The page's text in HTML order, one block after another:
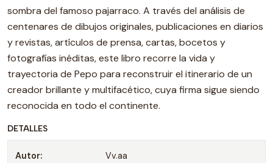
sombra del famoso pajarraco. A través del análisis de
centenares de dibujos originales, publicaciones en diarios
y revistas, artículos de prensa, cartas, bocetos y
fotografías inéditas, este libro recorre la vida y
trayectoria de Pepo para reconstruir el itinerario de un
creador brillante y multifacético, cuya firma sigue siendo
reconocida en todo el continente.
DETALLES
Autor: Vv.aa